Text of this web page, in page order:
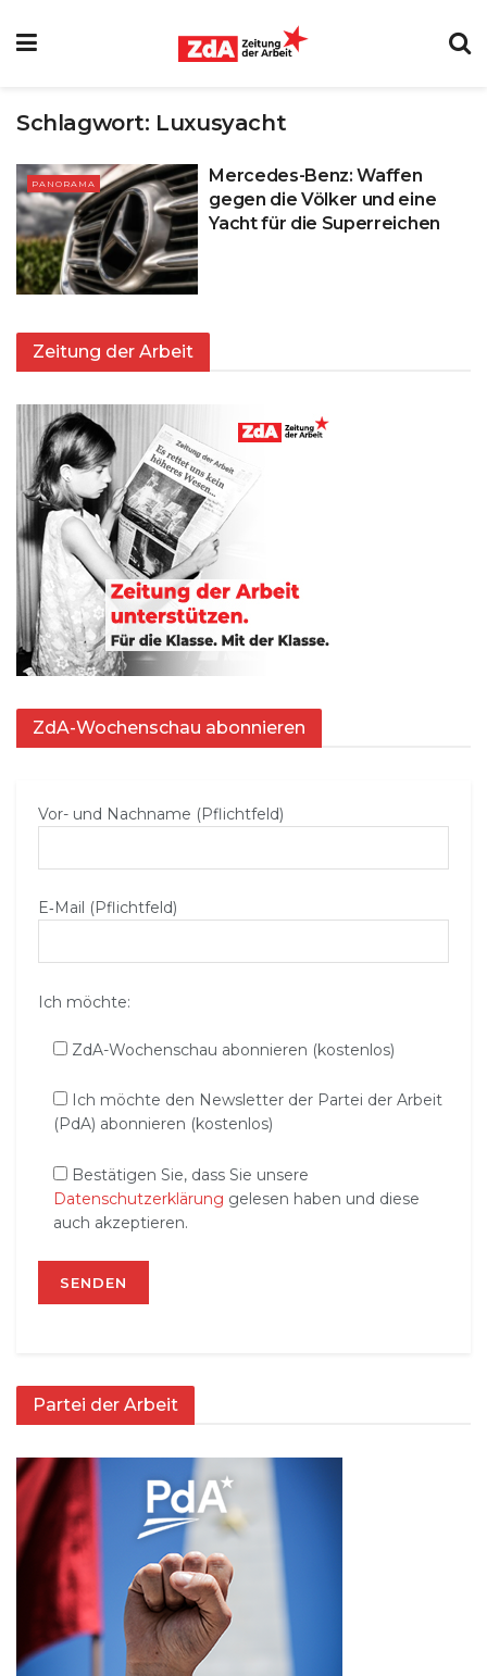
Schlagwort: Luxusyacht
PANORAMA
Mercedes-Benz: Waffen
gegen die Völker und eine
Yacht für die Superreichen
Zeitung der Arbeit
ZdA-Wochenschau abonnieren
Vor- und Nachname (Pflichtfeld)
E‑Mail (Pflichtfeld)
Ich möchte:
ZdA-Wochenschau abonnieren (kostenlos)
Ich möchte den Newsletter der Partei der Arbeit
(PdA) abonnieren (kostenlos)
Bestätigen Sie, dass Sie unsere
Datenschutzerklärung gelesen haben und diese
auch akzeptieren.
Partei der Arbeit